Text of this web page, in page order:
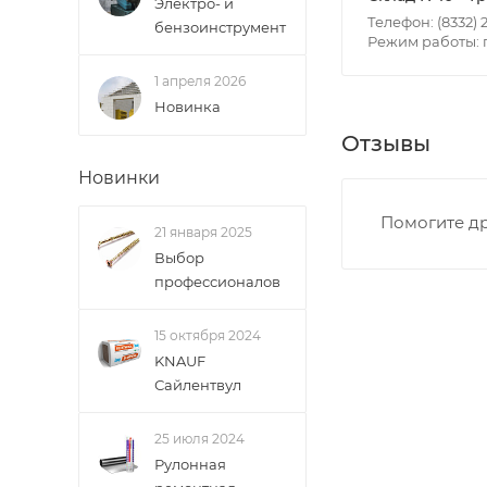
• Московская -
•
Доставка в
В случае
Телефон: (8332)
Режим работы:
Отзывы
Помогите
бензоинструмент
1 апреля 2026
Новинка
Новинки
21 января 2025
Выбор
профессионалов
15 октября 2024
KNAUF
Сайлентвул
25 июля 2024
Рулонная